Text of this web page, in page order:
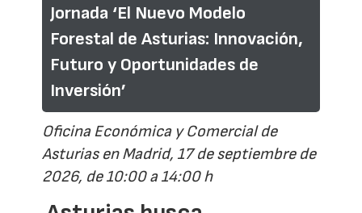
Jornada ‘El Nuevo Modelo
Forestal de Asturias: Innovación,
Futuro y Oportunidades de
Inversión’
Oficina Económica y Comercial de
Asturias en Madrid, 17 de septiembre de
2026, de 10:00 a 14:00 h